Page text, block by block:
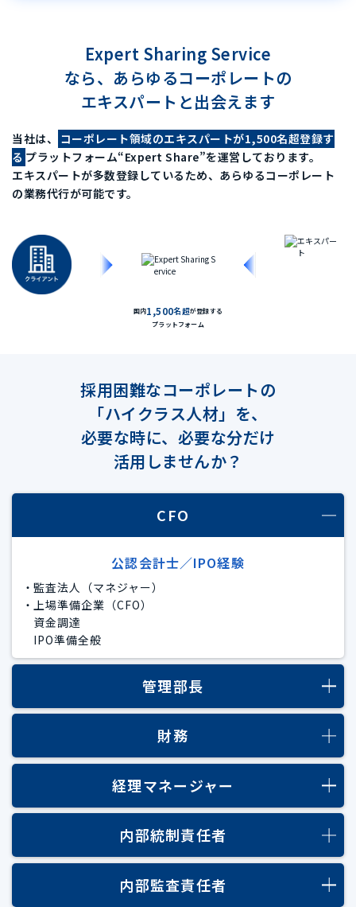
Expert Sharing Service
なら、 あらゆるコーポレートの
エキスパートと出会えます
当社は、
コーポレート領域のエキスパートが1,500名超登録す
る プラットフォーム“Expert Share”を運営しております。
エキスパートが多数登録しているため、あらゆるコーポレート
の業務代行が可能です。
国内1,500名超が登録する
プラットフォーム
採用困難なコーポレートの
「ハイクラス人材」を、
必要な時に、必要な分だけ
活用しませんか？
CFO
公認会計士／IPO経験
・監査法人（マネジャー）
・上場準備企業（CFO）
資金調達
IPO準備全般
管理部長
財務
経理マネージャー
内部統制責任者
内部監査責任者